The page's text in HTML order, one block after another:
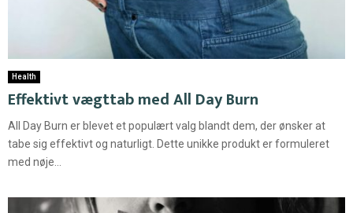
Health
Effektivt vægttab med All Day Burn
All Day Burn er blevet et populært valg blandt dem, der ønsker at
tabe sig effektivt og naturligt. Dette unikke produkt er formuleret
med nøje...